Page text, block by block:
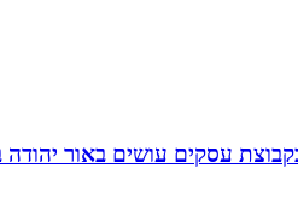
עסקים עושים באור